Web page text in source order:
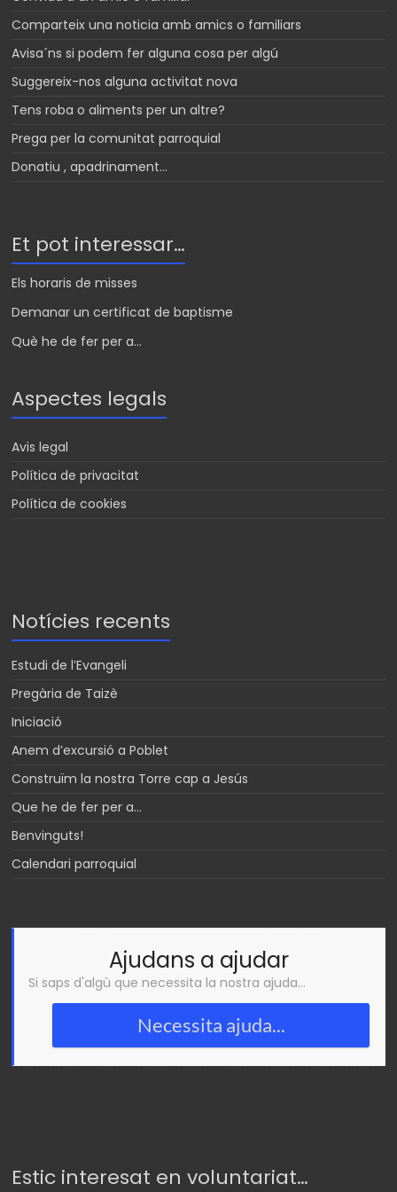
Comparteix una noticia amb amics o familiars
Avisa´ns si podem fer alguna cosa per algú
Suggereix-nos alguna activitat nova
Tens roba o aliments per un altre?
Prega per la comunitat parroquial
Donatiu , apadrinament…
Et pot interessar…
Els horaris de misses
Demanar un certificat de baptisme
Què he de fer per a...
Aspectes legals
Avis legal
Política de privacitat
Política de cookies
Notícies recents
Estudi de l’Evangeli
Pregària de Taizè
Iniciació
Anem d’excursió a Poblet
Construïm la nostra Torre cap a Jesús
Que he de fer per a…
Benvinguts!
Calendari parroquial
Ajudans a ajudar
Si saps d'algù que necessita la nostra ajuda...
Necessita ajuda...
Estic interesat en voluntariat…